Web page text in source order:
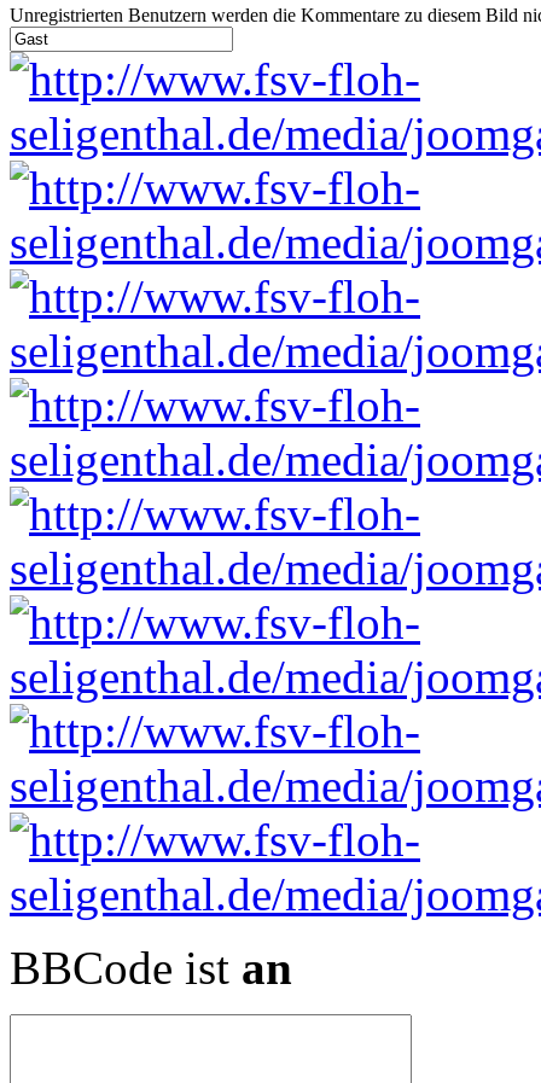
Unregistrierten Benutzern werden die Kommentare zu diesem Bild
BBCode ist an